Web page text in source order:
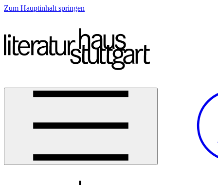
Zum Hauptinhalt springen